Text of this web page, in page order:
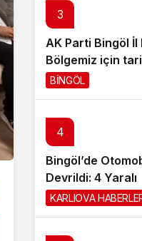
3
AK Parti Bingöl İl
Bölgemiz için
açılıyor
BİNGÖL
4
Bingöl’de
Devrildi: 4 Yaralı
KARLIOVA